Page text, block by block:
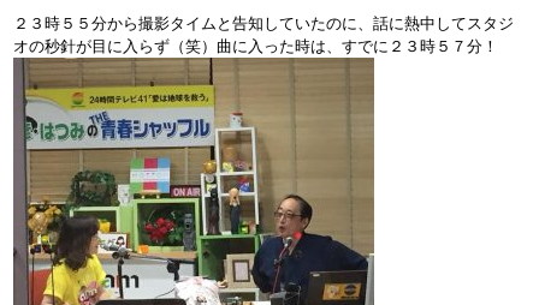
２３時５５分から撮影タイムと告知していたのに、話に熱中してスタジ
オの秒針が目に入らず（笑）曲に入った時は、すでに２３時５７分！